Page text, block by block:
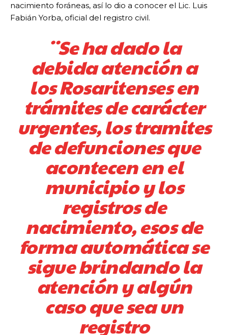
nacimiento foráneas, así lo dio a conocer el Lic. Luis
Fabián Yorba, oficial del registro civil.
¨Se ha dado la
debida atención a
los Rosaritenses en
trámites de carácter
urgentes, los tramites
de defunciones que
acontecen en el
municipio y los
registros de
nacimiento, esos de
forma automática se
sigue brindando la
atención y algún
caso que sea un
registro